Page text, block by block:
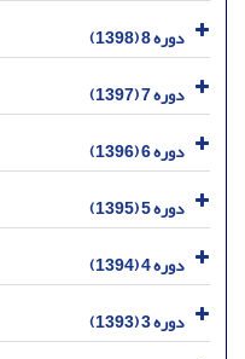
دوره 8 (1398)
دوره 7 (1397)
دوره 6 (1396)
دوره 5 (1395)
دوره 4 (1394)
دوره 3 (1393)